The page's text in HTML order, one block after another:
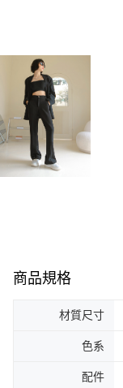
商品規格
材質尺寸
色系
配件